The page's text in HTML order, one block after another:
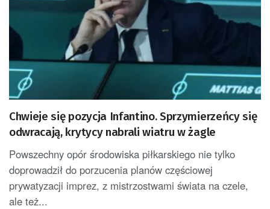
Chwieje się pozycja Infantino. Sprzymierzeńcy się
odwracają, krytycy nabrali wiatru w żagle
Powszechny opór środowiska piłkarskiego nie tylko
doprowadził do porzucenia planów częściowej
prywatyzacji imprez, z mistrzostwami świata na czele,
ale też...